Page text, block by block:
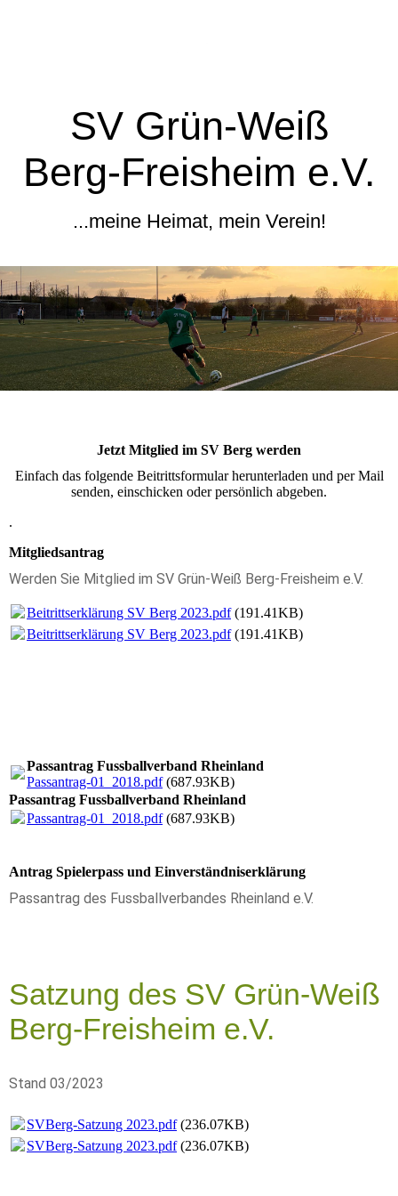
SV Grün-Weiß
Berg-Freisheim e.V.
...meine Heimat, mein Verein!
Jetzt Mitglied im SV Berg werden
Einfach das folgende Beitrittsformular herunterladen und per Mail
senden, einschicken oder persönlich abgeben.
.
Mitgliedsantrag
Werden Sie Mitglied im SV Grün-Weiß Berg-Freisheim e.V.
Beitrittserklärung SV Berg 2023.pdf(191.41KB)
Beitrittserklärung SV Berg 2023.pdf(191.41KB)
Passantrag Fussballverband Rheinland
Passantrag-01_2018.pdf(687.93KB)
Passantrag Fussballverband Rheinland
Passantrag-01_2018.pdf(687.93KB)
Antrag Spielerpass und Einverständniserklärung
Passantrag des Fussballverbandes Rheinland e.V.
Satzung des SV Grün-Weiß
Berg-Freisheim e.V.
Stand 03/2023
SVBerg-Satzung 2023.pdf(236.07KB)
SVBerg-Satzung 2023.pdf(236.07KB)